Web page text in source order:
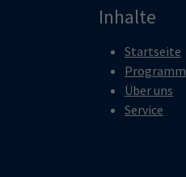
Inhalte
Startseite
Programm
Über uns
Service